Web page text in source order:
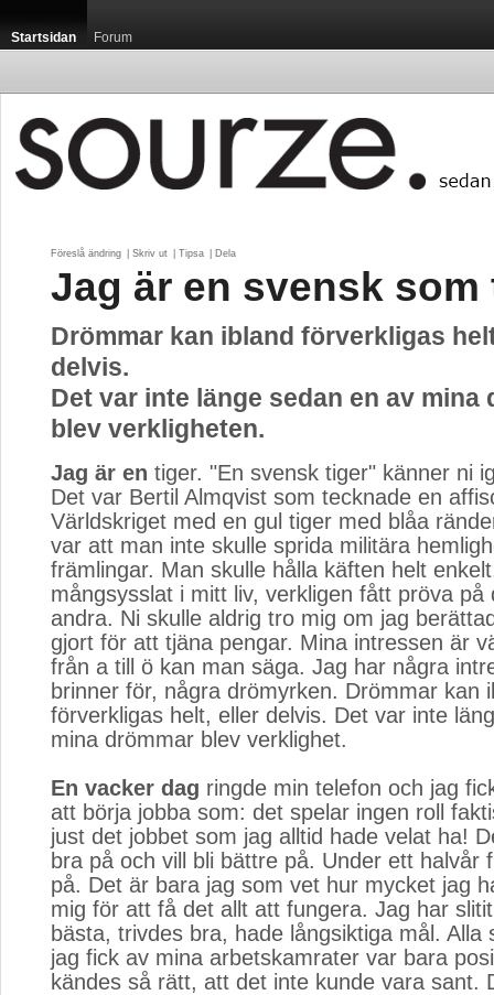
Startsidan Forum
Föreslå ändring Skriv ut Tipsa Dela
Jag är en svensk som
Drömmar kan ibland förverkligas
delvis.
Det var inte länge sedan en av mina
blev verkligheten.
Jag är en tiger. "En svensk tiger" känner ni
Det var Bertil Almqvist som tecknade en
Världskriget med en gul tiger med blåa
var att man inte skulle sprida militära
främlingar. Man skulle hålla käften helt
mångsysslat i mitt liv, verkligen fått pröva på
andra. Ni skulle aldrig tro mig om jag
gjort för att tjäna pengar. Mina intressen är
från a till ö kan man säga. Jag har några
brinner för, några drömyrken. Drömmar kan
förverkligas helt, eller delvis. Det var inte
mina drömmar blev verklighet.
En vacker dag ringde min telefon och jag
att börja jobba som: det spelar ingen roll
just det jobbet som jag alltid hade velat ha!
bra på och vill bli bättre på. Under ett halvår
på. Det är bara jag som vet hur mycket jag
mig för att få det allt att fungera. Jag har
bästa, trivdes bra, hade långsiktiga mål. Alla
jag fick av mina arbetskamrater var bara
kändes så rätt, att det inte kunde vara sant.